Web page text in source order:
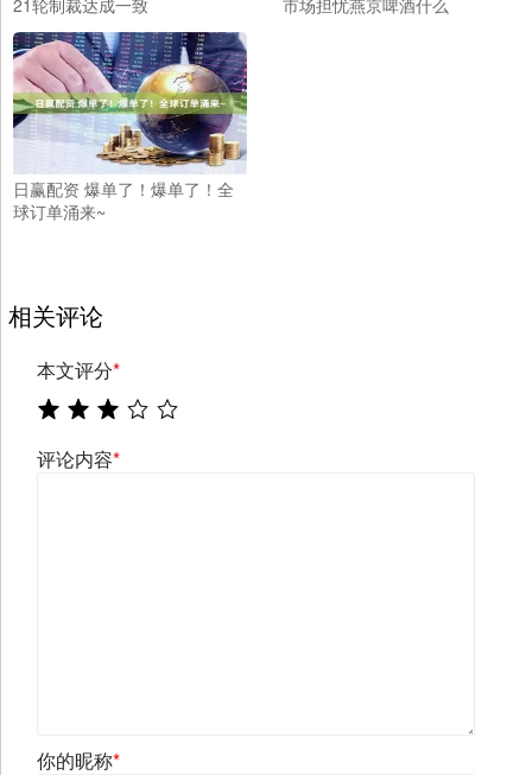
21轮制裁达成一致 市场担忧燕京啤酒什么
日赢配资 爆单了！爆单了！全
球订单涌来~
相关评论
本文评分*
评论内容*
你的昵称*